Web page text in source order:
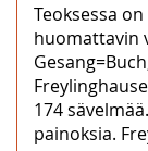
Teoksessa
huomattavin
174
painoksia.